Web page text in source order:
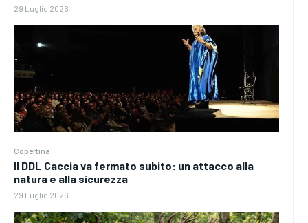
29 Luglio 2026
Copertina
Il DDL Caccia va fermato subito: un attacco alla
natura e alla sicurezza
29 Luglio 2026